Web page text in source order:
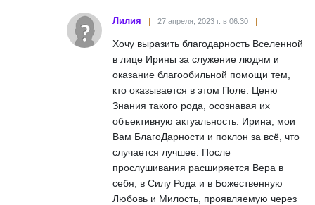
Лилия 27 апреля, 2023 г. в 06:30
Хочу выразить благодарность Вселенной
в лице Ирины за служение людям и
оказание благообильной помощи тем,
кто оказывается в этом Поле. Ценю
Знания такого рода, осознавая их
объективную актуальность. Ирина, мои
Вам БлагоДарности и поклон за всё, что
случается лучшее. После
прослушивания расширяется Вера в
себя, в Силу Рода и в Божественную
Любовь и Милость, проявляемую через